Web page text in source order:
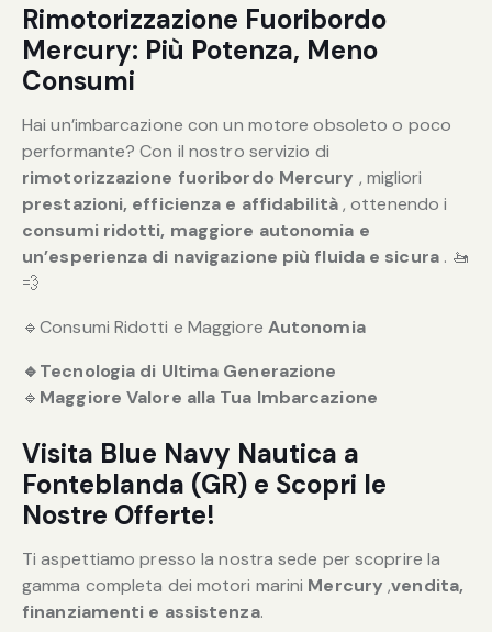
Rimotorizzazione Fuoribordo
Mercury: Più Potenza, Meno
Consumi
Hai un’imbarcazione con un motore obsoleto o poco
performante? Con il nostro servizio di
rimotorizzazione fuoribordo Mercury , migliori
prestazioni, efficienza e affidabilità, ottenendo i
consumi ridotti, maggiore autonomia e
un’esperienza di navigazione più fluida e sicura. 🚤
💨
🔹Consumi Ridotti e Maggiore Autonomia
🔹Tecnologia di Ultima Generazione
🔹 Maggiore Valore alla Tua Imbarcazione
Visita Blue Navy Nautica a
Fonteblanda (GR) e Scopri le
Nostre Offerte!
Ti aspettiamo presso la nostra sede per scoprire la
gamma completa dei motori marini Mercury ,vendita,
finanziamenti e assistenza.